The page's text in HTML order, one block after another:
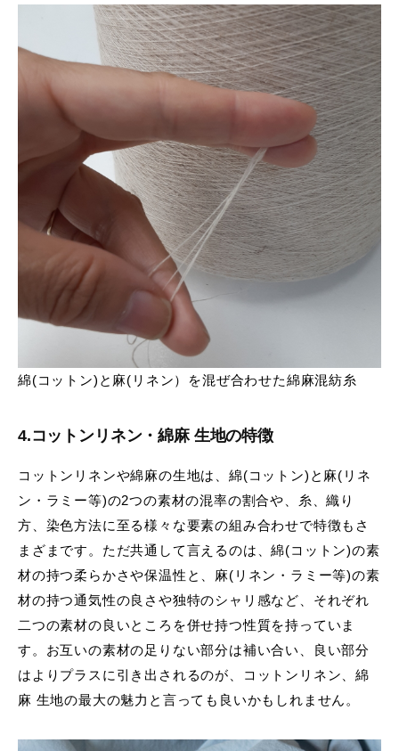
綿(コットン)と麻(リネン）を混ぜ合わせた綿麻混紡糸
4.コットンリネン・綿麻 生地の特徴
コットンリネンや綿麻の生地は、綿(コットン)と麻(リネ
ン・ラミー等)の2つの素材の混率の割合や、糸、織り
方、染色方法に至る様々な要素の組み合わせで特徴もさ
まざまです。ただ共通して言えるのは、綿(コットン)の素
材の持つ柔らかさや保温性と、麻(リネン・ラミー等)の素
材の持つ通気性の良さや独特のシャリ感など、それぞれ
二つの素材の良いところを併せ持つ性質を持っていま
す。お互いの素材の足りない部分は補い合い、良い部分
はよりプラスに引き出されるのが、コットンリネン、綿
麻 生地の最大の魅力と言っても良いかもしれません。